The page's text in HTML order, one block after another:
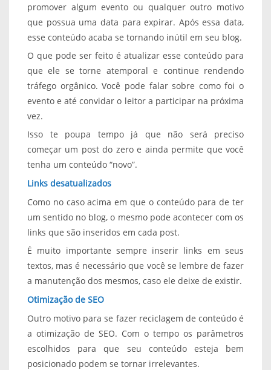
promover algum evento ou qualquer outro motivo
que possua uma data para expirar. Após essa data,
esse conteúdo acaba se tornando inútil em seu blog.
O que pode ser feito é atualizar esse conteúdo para
que ele se torne atemporal e continue rendendo
tráfego orgânico. Você pode falar sobre como foi o
evento e até convidar o leitor a participar na próxima
vez.
Isso te poupa tempo já que não será preciso
começar um post do zero e ainda permite que você
tenha um conteúdo “novo”.
Links desatualizados
Como no caso acima em que o conteúdo para de ter
um sentido no blog, o mesmo pode acontecer com os
links que são inseridos em cada post.
É muito importante sempre inserir links em seus
textos, mas é necessário que você se lembre de fazer
a manutenção dos mesmos, caso ele deixe de existir.
Otimização de SEO
Outro motivo para se fazer reciclagem de conteúdo é
a otimização de SEO. Com o tempo os parâmetros
escolhidos para que seu conteúdo esteja bem
posicionado podem se tornar irrelevantes.